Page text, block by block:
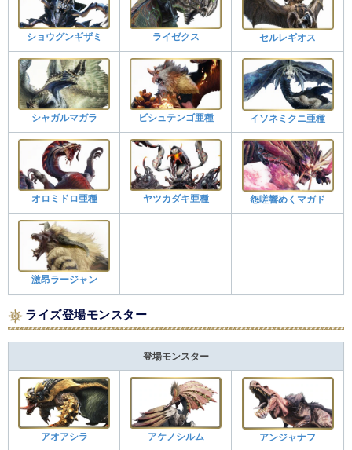
ショウグンギザミ ライゼクス セルレギオス
シャガルマガラ ビシュテンゴ亜種 イソネミクニ亜種
オロミドロ亜種 ヤツカダキ亜種 怨嗟響めくマガド
激昂ラージャン
- -
ライズ登場モンスター
登場モンスター
アオアシラ アケノシルム アンジャナフ